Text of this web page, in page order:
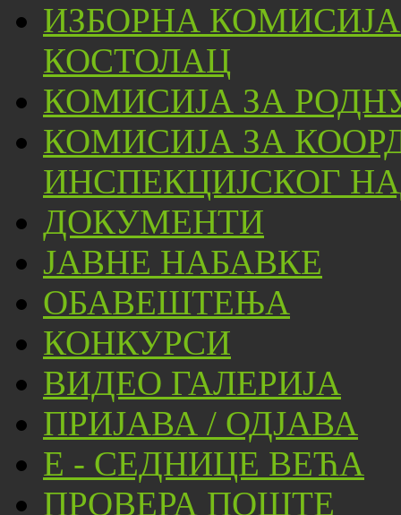
ИЗБОРНА
КОСТОЛАЦ
КОМИСИЈА ЗА
КОМИСИЈА ЗА
ИНСПЕКЦИЈСКОГ
ДОКУМЕНТИ
ЈАВНЕ НАБАВКЕ
ОБАВЕШТЕЊА
КОНКУРСИ
ВИДЕО ГАЛЕРИЈА
ПРИЈАВА / ОДЈАВА
Е - СЕДНИЦЕ ВЕЋА
ПРОВЕРА ПОШТЕ